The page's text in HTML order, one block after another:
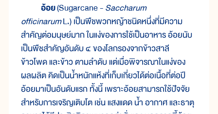
อ้อย(Sugarcane -Saccharum
officinarumL.) เป็นพืชพวกหญ้าชนิดหนึ่งที่มีความ
สำคัญต่อมนุษย์มาก ในแง่ของการใช้เป็นอาหาร อ้อยนับ
เป็นพืชสำคัญอันดับ ๔ ของโลกรองจากข้าวสาลี
ข้าวโพด และข้าว ตามลำดับ แต่เมื่อพิจารณาในแง่ของ
ผลผลิต คิดเป็นน้ำหนักแห้งที่เก็บเกี่ยวได้ต่อเนื้อที่ต่อปี
อ้อยมาเป็นอันดับแรก ทั้งนี้ เพราะอ้อยสามารถใช้ปัจจัย
สำหรับการเจริญเติบโต เช่น แสงแดด น้ำ อากาศ และธาตุ